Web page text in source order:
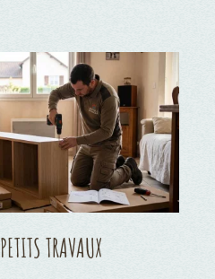
PETITS TRAVAUX